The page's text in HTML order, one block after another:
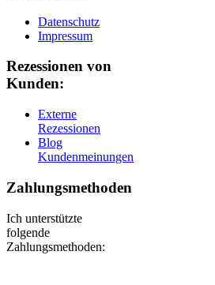
Datenschutz
Impressum
Rezessionen von
Kunden:
Externe
Rezessionen
Blog
Kundenmeinungen
Zahlungsmethoden
Ich unterstützte
folgende
Zahlungsmethoden: